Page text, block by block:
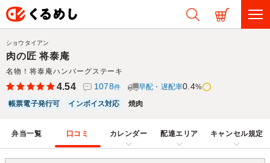
肉の匠 将泰庵
名物！将泰庵ハンバーグステーキ
ショウタイアン
4.54 1078件 早配・遅配率0.4%
帳票電子発行可
インボイス対応 焼肉
弁当一覧 口コミ カレンダー 配達エリア キャンセル規定